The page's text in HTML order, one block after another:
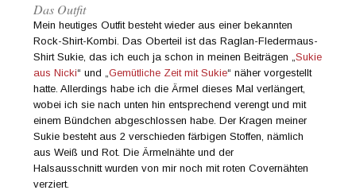
Das Outfit
Mein heutiges Outfit besteht wieder aus einer bekannten
Rock-Shirt-Kombi. Das Oberteil ist das Raglan-Fledermaus-
Shirt Sukie, das ich euch ja schon in meinen Beiträgen „Sukie
aus Nicki“ und „Gemütliche Zeit mit Sukie“ näher vorgestellt
hatte. Allerdings habe ich die Ärmel dieses Mal verlängert,
wobei ich sie nach unten hin entsprechend verengt und mit
einem Bündchen abgeschlossen habe. Der Kragen meiner
Sukie besteht aus 2 verschieden färbigen Stoffen, nämlich
aus Weiß und Rot. Die Ärmelnähte und der
Halsausschnitt wurden von mir noch mit roten Covernähten
verziert.